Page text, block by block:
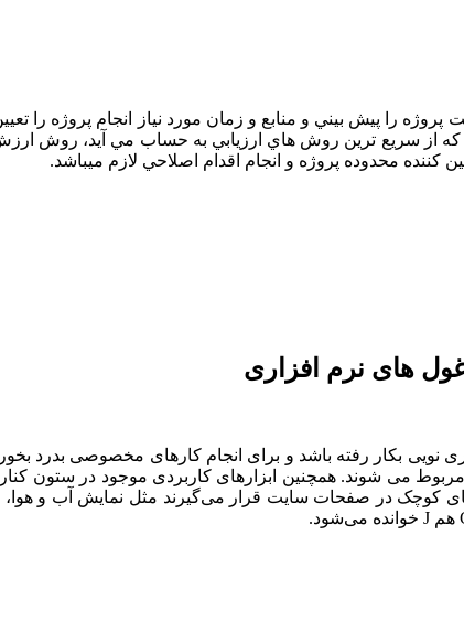
پيش بيني و منابع و زمان مورد نياز انجام پروژه را
از سريع ترين روش هاي ارزيابي به حساب مي آيد، روش
محدوده پروژه و انجام اقدام اصلاحي لازم ميباشد.
های نرم افزاری
نویی بکار رفته باشد و برای انجام کارهای مخصوصی بدرد
کوچک در صفحات سایت قرار می‌گیرند مثل نمایش آب و